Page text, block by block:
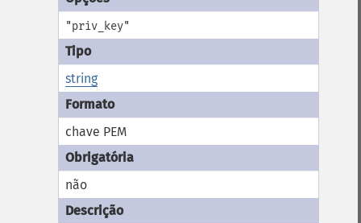
"priv_key"
string
chave PEM
não